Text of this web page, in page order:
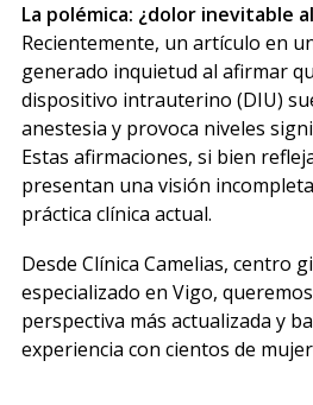
La polémica: ¿dolor inevitable
Recientemente, un artículo en
generado inquietud al afirmar
dispositivo intrauterino (DIU)
anestesia y provoca niveles
Estas afirmaciones, si bien
presentan una visión
práctica clínica actual.
Desde Clínica Camelias, centro
especializado en Vigo,
perspectiva más actualizada y
experiencia con cientos de